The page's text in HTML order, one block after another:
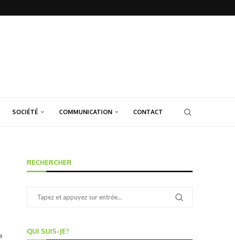
SOCIÉTÉ COMMUNICATION CONTACT
RECHERCHER
QUI SUIS-JE?